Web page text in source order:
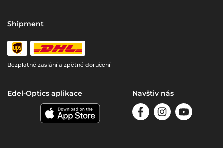
Shipment
Bezplatné zaslání a zpětné doručení
Edel-Optics aplikace Navštiv nás